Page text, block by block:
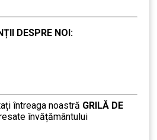
DESPRE NOI:
întreaga noastră GRILĂ DE
învățământului